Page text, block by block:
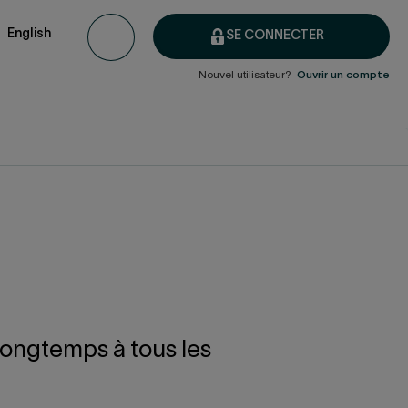
SE CONNECTER
Nouvel utilisateur? Ouvrir un compte
English
à tous les